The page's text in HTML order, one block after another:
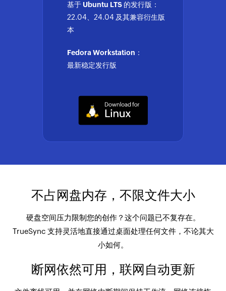
基于 Ubuntu LTS 的发行版：
22.04、24.04 及其兼容衍生版
本
Fedora Workstation：
最新稳定发行版
不占网盘内存，不限文件大小
硬盘空间压力限制您的创作？这个问题已不复存在。
TrueSync 支持灵活地直接通过桌面处理任何文件，不论其大
小如何。
断网依然可用，联网自动更新